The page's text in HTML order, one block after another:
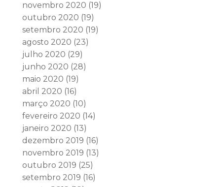
novembro 2020 (19)
outubro 2020 (19)
setembro 2020 (19)
agosto 2020 (23)
julho 2020 (29)
junho 2020 (28)
maio 2020 (19)
abril 2020 (16)
março 2020 (10)
fevereiro 2020 (14)
janeiro 2020 (13)
dezembro 2019 (16)
novembro 2019 (13)
outubro 2019 (25)
setembro 2019 (16)